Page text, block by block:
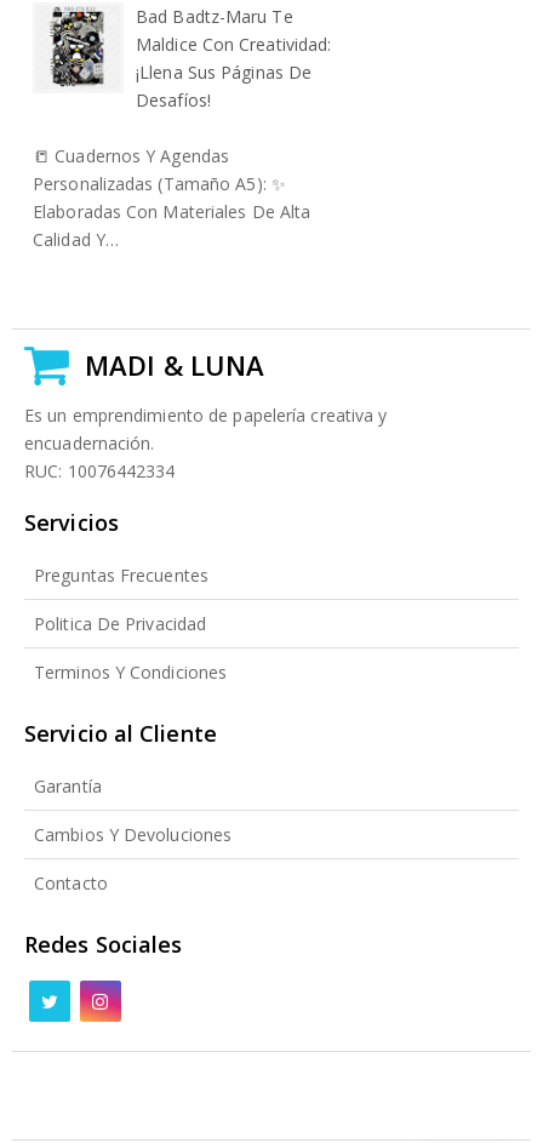
Bad Badtz-Maru Te
Maldice Con Creatividad:
¡llena Sus Páginas De
Desafíos!
📒 Cuadernos Y Agendas
Personalizadas (Tamaño A5): ✨
Elaboradas Con Materiales De Alta
Calidad Y…
MADI & LUNA
Es un emprendimiento de papelería creativa y
encuadernación.
RUC: 10076442334
Servicios
Preguntas Frecuentes
Politica De Privacidad
Terminos Y Condiciones
Servicio al Cliente
Garantía
Cambios Y Devoluciones
Contacto
Redes Sociales